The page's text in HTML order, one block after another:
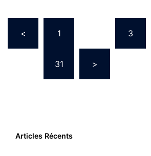
Pagination
< 1 3
31 >
Articles Récents